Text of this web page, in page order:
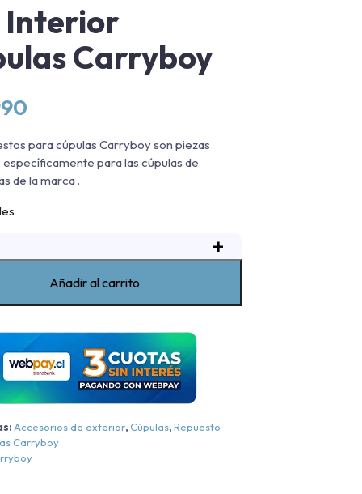
Interior
Carryboy
para cúpulas Carryboy son piezas
específicamente para las cúpulas de
de la marca .
+
Añadir al carrito
Accesorios de exterior,Cúpulas,Repuesto
Carryboy